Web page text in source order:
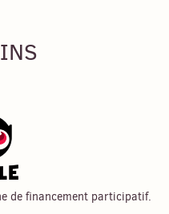
de financement participatif.